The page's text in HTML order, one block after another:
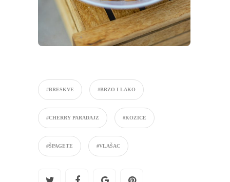
#BRESKVE #BRZO I LAKO
#CHERRY PARADAJZ #KOZICE
#ŠPAGETE #VLAŠAC